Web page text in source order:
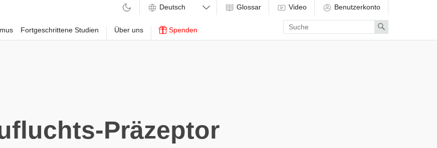
Fortgeschrittene Studien Über uns Spenden
Glossar Video Benutzerkonto
Enter
search
term
Search
Präzeptor